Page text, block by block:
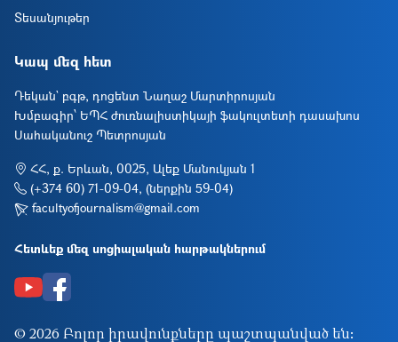
Տեսանյութեր
Կապ մեզ հետ
Դեկան` բգթ, դոցենտ Նաղաշ Մարտիրոսյան
Խմբագիր՝ ԵՊՀ ժուռնալիստիկայի ֆակուլտետի դասախոս
Սահականուշ Պետրոսյան
ՀՀ, ք. Երևան, 0025, Ալեք Մանուկյան 1
(+374 60) 71-09-04, (ներքին 59-04)
facultyofjournalism@gmail.com
Հետևեք մեզ սոցիալական հարթակներում
© 2026 Բոլոր իրավունքները պաշտպանված են: